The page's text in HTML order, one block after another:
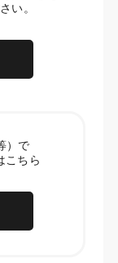
い。
）で
こちら